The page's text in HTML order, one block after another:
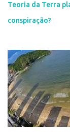
Teoria da Terra
conspiração?